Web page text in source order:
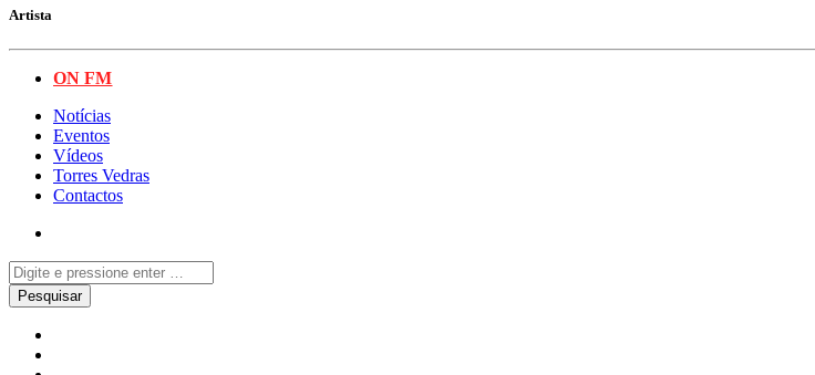
Artista
ON FM
Notícias
Eventos
Vídeos
Torres Vedras
Contactos